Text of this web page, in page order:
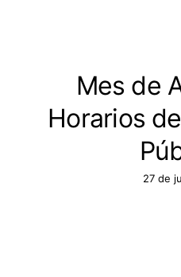
Mes de
Horarios
27 de